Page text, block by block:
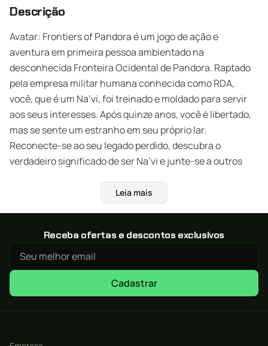
Descrição
Avatar: Frontiers of Pandora é um jogo de ação e
aventura em primeira pessoa ambientado na
desconhecida Fronteira Ocidental de Pandora. Raptado
pela empresa militar humana conhecida como RDA,
você, que é um Na’vi, foi treinado e moldado para servir
aos seus interesses. Após quinze anos, você é libertado,
mas se sente um estranho em seu próprio lar.
Reconecte-se ao seu legado perdido, descubra o
verdadeiro significado de ser Na’vi e junte-se a outros
EXPLORE UM MUNDO ENCANTADOR E PERIGOSO
Conheça as belezas épicas da Fronteira Ocidental, um
continente desconhecido de Pandora. Aventure-se por
qualquer vacilo pode levar à morte.
TORNE-SE NA’VI
Leia mais
Receba ofertas e descontos exclusivos
Cadastrar